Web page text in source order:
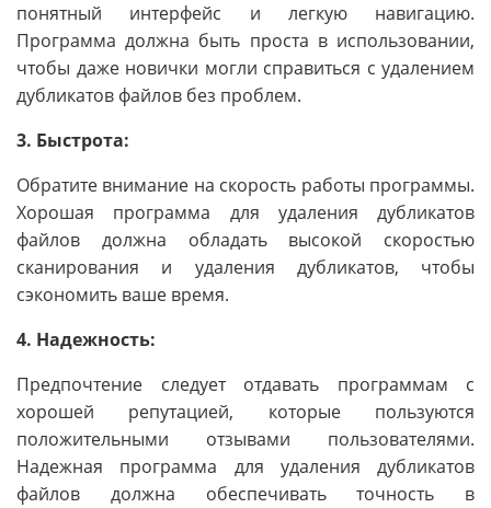
понятный интерфейс и легкую навигацию.
Программа должна быть проста в использовании,
чтобы даже новички могли справиться с удалением
дубликатов файлов без проблем.
3. Быстрота:
Обратите внимание на скорость работы программы.
Хорошая программа для удаления дубликатов
файлов должна обладать высокой скоростью
сканирования и удаления дубликатов, чтобы
сэкономить ваше время.
4. Надежность:
Предпочтение следует отдавать программам с
хорошей репутацией, которые пользуются
положительными отзывами пользователями.
Надежная программа для удаления дубликатов
файлов должна обеспечивать точность в